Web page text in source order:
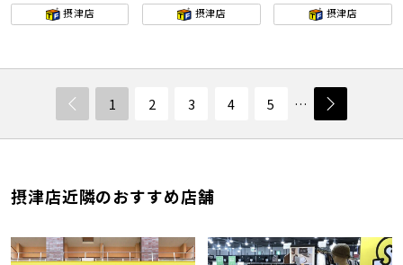
摂津店
摂津店
摂津店
1 2 3 4 5 …
摂津店近隣のおすすめ店舗